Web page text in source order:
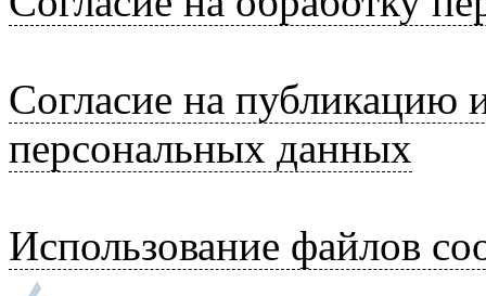
Согласие на публикацию
персональных данных
Использование файлов